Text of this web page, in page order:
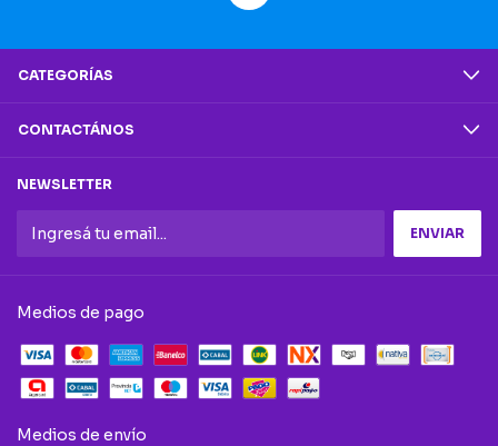
CATEGORÍAS
CONTACTÁNOS
NEWSLETTER
Medios de pago
Medios de envío